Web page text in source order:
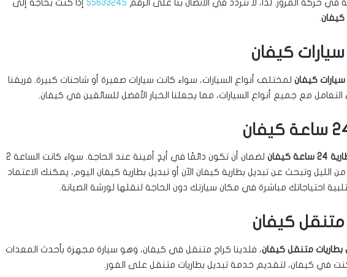
حركة المرور. لذا، لا تتردد في الاتصال بنا على الرقم 55633245 إذا كنت بحاجة إلى
كيفان.
سيارات كيفان
سيارات كيفان لمختلف أنواع السيارات، سواء كانت سيارات صغيرة أو شاحنات كبيرة. فريقنا
مع جميع أنواع السيارات، مما يجعلنا الخيار الأفضل للسائقين في كيفان.
كيفان
لضمان أن تكون دائمًا في أيدٍ أمينة عند الحاجة. سواء كانت الساعة 2
الليل وتبحث عن تبديل بطارية كيفان الآن أو تبديل بطارية كيفان اليوم، يمكنك الاعتماد
احتياجاتك مباشرة في مكان سيارتك دون الحاجة لنقلها لورشة الصيانة.
متنقل كيفان
بطاريات متنقل كيفان، فلدينا كراج متنقل في كيفان، وهو سيارة مجهزة بأحدث المعدات
في كيفان، لتقديم خدمة تبديل بطاريات متنقل على الفور.